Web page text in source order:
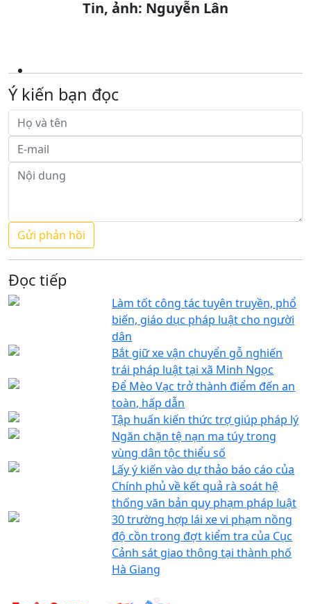
Tin, ảnh: Nguyễn Lân
Ý kiến bạn đọc
Đọc tiếp
Làm tốt công tác tuyên truyền, phổ
biến, giáo dục pháp luật cho người
dân
Bắt giữ xe vận chuyển gỗ nghiến
trái pháp luật tại xã Minh Ngọc
Để Mèo Vạc trở thành điểm đến an
toàn, hấp dẫn
Tập huấn kiến thức trợ giúp pháp lý
Ngăn chặn tệ nạn ma túy trong
vùng dân tộc thiểu số
Lấy ý kiến vào dự thảo báo cáo của
Chính phủ về kết quả rà soát hệ
thống văn bản quy phạm pháp luật
30 trường hợp lái xe vi phạm nồng
độ cồn trong đợt kiểm tra của Cục
Cảnh sát giao thông tại thành phố
Hà Giang